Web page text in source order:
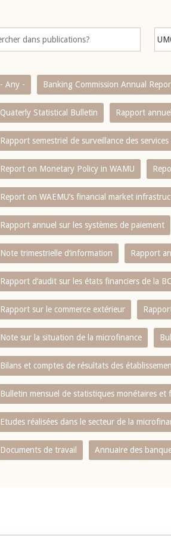
- Any - Banking Commission Annual
Quaterly Statistical Bulletin Rapport
Rapport semestriel de surveillance des
Report on Monetary Policy in WAMU
Report on WAEMU’s financial market
Rapport annuel sur les systèmes de paiement
Note trimestrielle d‘information Rapport
Rapport d‘audit sur les états financiers de la
Rapport sur le commerce extérieur
Note sur la situation de la microfinance
Bilans et comptes de résultats des
Bulletin mensuel de statistiques monétaires et
Etudes réalisées dans le secteur de la
Documents de travail Annuaire des